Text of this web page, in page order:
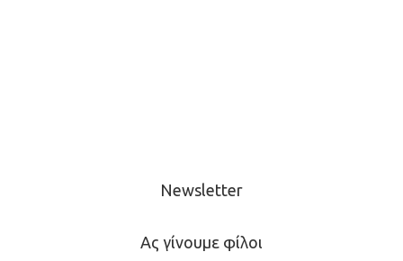
Newsletter
Ας γίνουμε φίλοι